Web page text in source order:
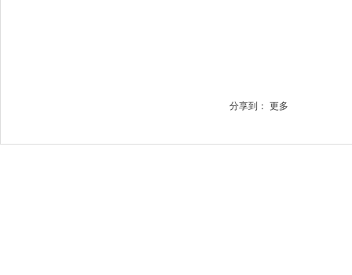
分享到： 更多